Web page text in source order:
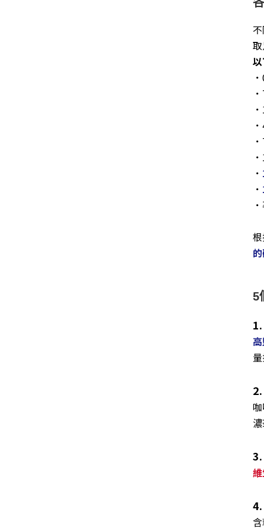
．
．
．
．
．
．
．
．
．
5